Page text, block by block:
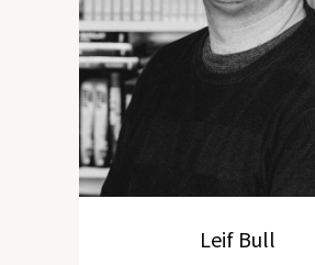
Leif Bull